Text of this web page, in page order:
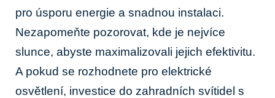
pro‌ úsporu energie a snadnou instalaci.
Nezapomeňte pozorovat, kde je nejvíce
slunce, abyste maximalizovali jejich efektivitu.
A pokud se rozhodnete pro elektrické
osvětlení, investice do zahradních svítidel s